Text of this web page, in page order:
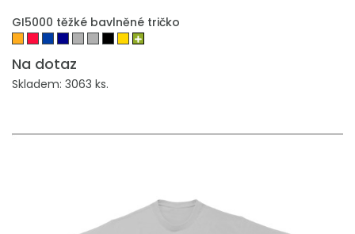
PŘIDAT DO POPTÁVKY
GI5000 těžké bavlněné tričko
Na dotaz
Skladem: 3063 ks.